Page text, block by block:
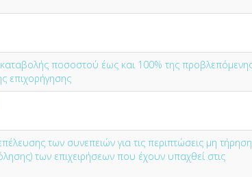
ποσοστού έως και 100% της
επιχορήγησης
των συνεπειών για τις περιπτώσεις µη
των επιχειρήσεων που έχουν υπαχθεί στις